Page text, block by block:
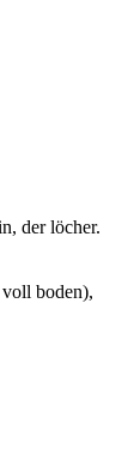
der löcher.
boden),